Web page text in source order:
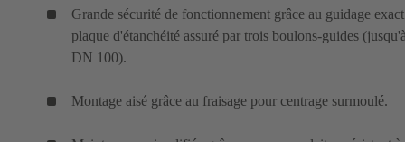
Grande sécurité de fonctionnement grâce au guidage
plaque d'étanchéité assuré par trois boulons-guides
DN 100).
Montage aisé grâce au fraisage pour centrage surmoulé.